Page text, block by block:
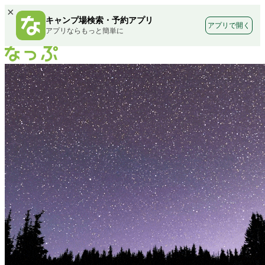
×
キャンプ場検索・予約アプリ
アプリならもっと簡単に
アプリで開く